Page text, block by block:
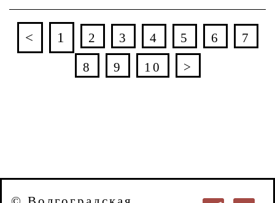
< 1 2 3 4 5 6
7
8
9 10 >